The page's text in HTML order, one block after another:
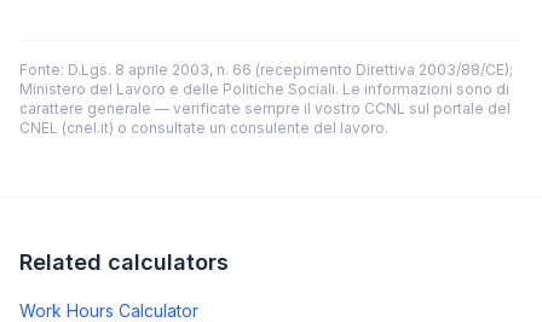
Fonte: D.Lgs. 8 aprile 2003, n. 66 (recepimento Direttiva 2003/88/CE);
Ministero del Lavoro e delle Politiche Sociali. Le informazioni sono di
carattere generale — verificate sempre il vostro CCNL sul portale del
CNEL (cnel.it) o consultate un consulente del lavoro.
Related calculators
Work Hours Calculator